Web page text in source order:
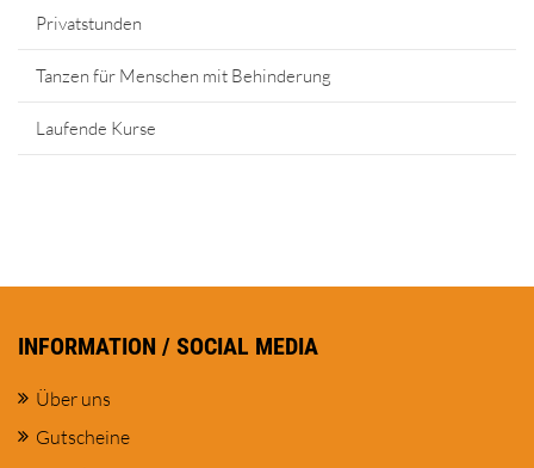
Privatstunden
Tanzen für Menschen mit Behinderung
Laufende Kurse
INFORMATION / SOCIAL MEDIA
Über uns
Gutscheine